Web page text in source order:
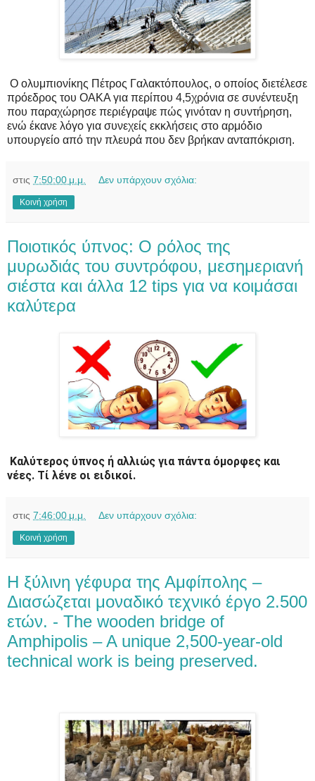
Ο ολυμπιονίκης Πέτρος Γαλακτόπουλος, ο οποίος διετέλεσε
πρόεδρος του ΟΑΚΑ για περίπου 4,5χρόνια σε συνέντευξη
που παραχώρησε περιέγραψε πώς γινόταν η συντήρηση,
ενώ έκανε λόγο για συνεχείς εκκλήσεις στο αρμόδιο
υπουργείο από την πλευρά που δεν βρήκαν ανταπόκριση.
στις 7:50:00 μ.μ. Δεν υπάρχουν σχόλια:
Κοινή χρήση
Ποιοτικός ύπνος: Ο ρόλος της
μυρωδιάς του συντρόφου, μεσημεριανή
σιέστα και άλλα 12 tips για να κοιμάσαι
καλύτερα
Καλύτερος ύπνος ή αλλιώς για πάντα όμορφες και
νέες. Τί λένε οι ειδικοί.
στις 7:46:00 μ.μ. Δεν υπάρχουν σχόλια:
Κοινή χρήση
Η ξύλινη γέφυρα της Αμφίπολης –
Διασώζεται μοναδικό τεχνικό έργο 2.500
ετών. - The wooden bridge of
Amphipolis – A unique 2,500-year-old
technical work is being preserved.